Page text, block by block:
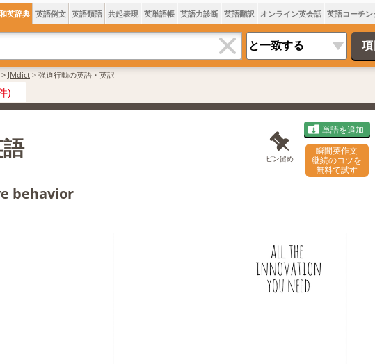
英辞典 英語例文 英語類語 共起表現 英単語帳 英語力診断 英語翻訳 オンライン英会話 英語コーチ
> JMdict > 強迫行動の英語・英訳
)
ピン留め
単語を追加
瞬間英作文
継続のコツを
無料で試す
behavior